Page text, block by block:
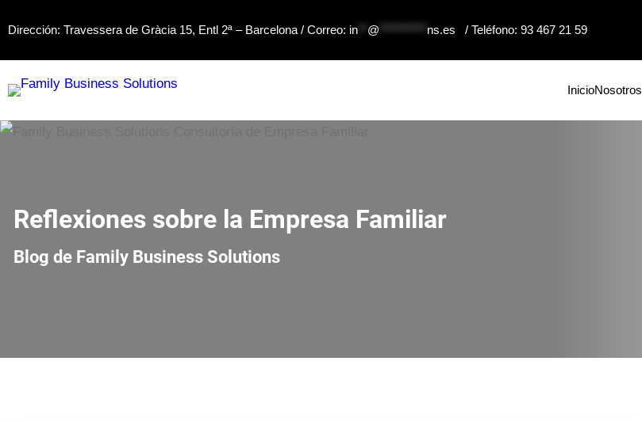
al
contenido
Dirección: Travessera de Gràcia 15, Entl 2ª – Barcelona / Correo: in @ ns.es / Teléfono: 93 467 21 59
InicioNosotros
Reflexiones sobre la Empresa Familiar
Blog de Family Business Solutions